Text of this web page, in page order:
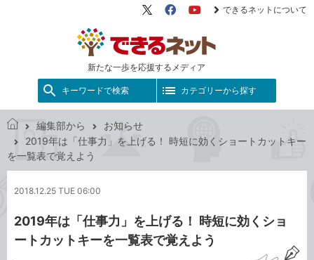
新たな一歩を応援するメディア
X（旧
FacebookYouTube
できるネットについて
キーワードで検索 カテゴリーから探す
で
き
ッ
編集部から
お知らせ
2019年は「仕事力」を上げる！ 時短に効くショートカットキー
を一覧表で覚えよう
2018.12.25 TUE 06:00
2019年は「仕事力」を上げる！ 時短に効くショ
ートカットキーを一覧表で覚えよう